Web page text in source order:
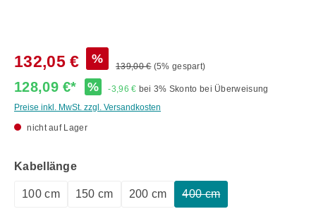
132,05 € %
139,00 € (5% gespart)
128,09 €* % -3,96 € bei 3% Skonto bei Überweisung
Preise inkl. MwSt. zzgl. Versandkosten
nicht auf Lager
Kabellängeauswählen
100 cm 150 cm 200 cm 400 cm